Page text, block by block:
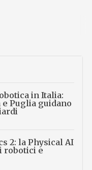
in Italia:
e Puglia guidano
2: la Physical AI
robotici e